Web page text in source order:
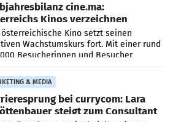
cine.ma:
Kinos verzeichnen
Besucher mehr
österreichische Kino setzt seinen
Wachstumskurs fort. Mit einer rund
Besucherinnen und Besucher
Nettoreichweite im ersten Halbjahr
gegenüber dem
& MEDIA
bei currycom: Lara
steigt zum Consultant